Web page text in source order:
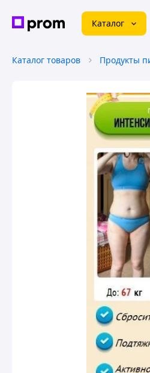
Каталог
Каталог товаров Продукты